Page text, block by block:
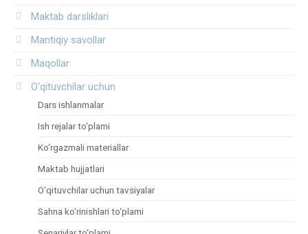
Maktab darsliklari
Mantiqiy savollar
Maqollar
O‘qituvchilar uchun
Dars ishlanmalar
Ish rejalar to‘plami
Ko‘rgazmali materiallar
Maktab hujjatlari
O‘qituvchilar uchun tavsiyalar
Sahna ko‘rinishlari to‘plami